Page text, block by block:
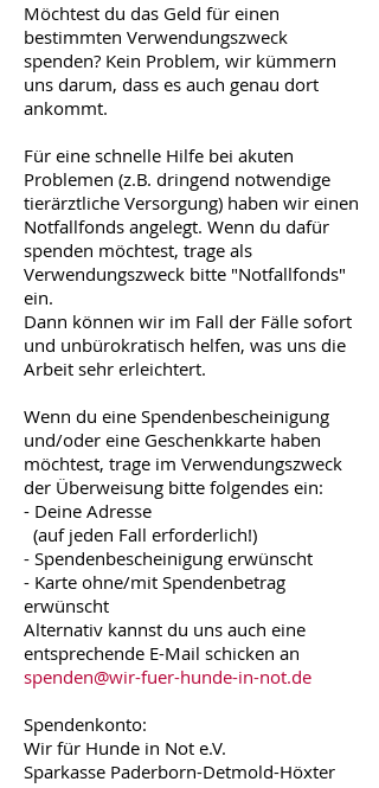
Möchtest du das Geld für einen
bestimmten Verwendungszweck
spenden? Kein Problem, wir kümmern
uns darum, dass es auch genau dort
ankommt.
Für eine schnelle Hilfe bei akuten
Problemen (z.B. dringend notwendige
tierärztliche Versorgung) haben wir einen
Notfallfonds angelegt. Wenn du dafür
spenden möchtest, trage als
Verwendungszweck bitte "Notfallfonds"
ein.
Dann können wir im Fall der Fälle sofort
und unbürokratisch helfen, was uns die
Arbeit sehr erleichtert.
Wenn du eine Spendenbescheinigung
und/oder eine Geschenkkarte haben
möchtest, trage im Verwendungszweck
der Überweisung bitte folgendes ein:
- Deine Adresse
(auf jeden Fall erforderlich!)
- Spendenbescheinigung erwünscht
- Karte ohne/mit Spendenbetrag
erwünscht
Alternativ kannst du uns auch eine
entsprechende E-Mail schicken an
spenden@wir-fuer-hunde-in-not.de
Spendenkonto:
Wir für Hunde in Not e.V.
Sparkasse Paderborn-Detmold-Höxter